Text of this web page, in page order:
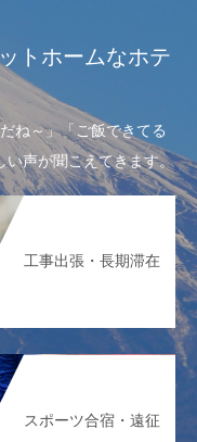
トホームなホテ
ね～」「ご飯できてる
い声が聞こえてきます。
工事出張・長期滞在
スポーツ合宿・遠征